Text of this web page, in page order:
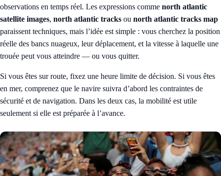
observations en temps réel. Les expressions comme north atlantic
satellite images, north atlantic tracks ou north atlantic tracks map
paraissent techniques, mais l’idée est simple : vous cherchez la position
réelle des bancs nuageux, leur déplacement, et la vitesse à laquelle une
trouée peut vous atteindre — ou vous quitter.
Si vous êtes sur route, fixez une heure limite de décision. Si vous êtes
en mer, comprenez que le navire suivra d’abord les contraintes de
sécurité et de navigation. Dans les deux cas, la mobilité est utile
seulement si elle est préparée à l’avance.